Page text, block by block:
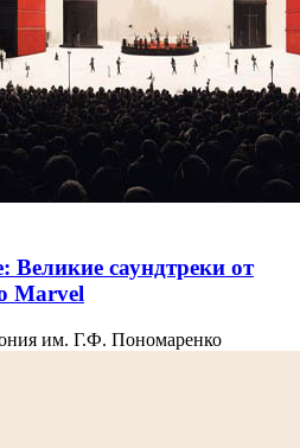
Великие саундтреки от
Marvel
им. Г.Ф. Пономаренко